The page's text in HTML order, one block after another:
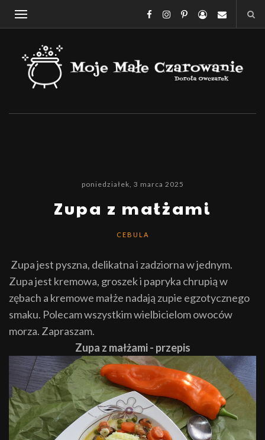
poniedziałek, 3 marca 2025
Zupa z małżami
CEBULA
Zupa jest pyszna, delikatna i zadziorna w jednym.
Zupa jest kremowa, groszek i papryka chrupią w
zębach a kremowe małże nadają zupie egzotycznego
smaku. Polecam wszystkim wielbicielom owoców
morza. Zapraszam.
Zupa z małżami - przepis